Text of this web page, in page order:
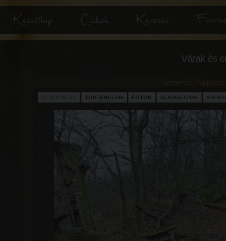
Kezdőlap Cikkek Keresés
Várak és
Kemence
TÖRTÉNELEM FOTÓK ALAPRAJZOK